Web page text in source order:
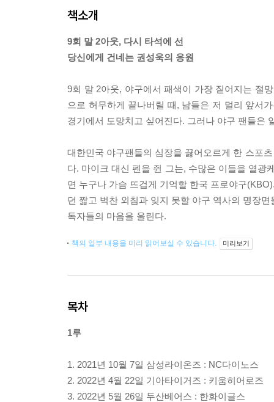
책소개
9회 말 2아웃, 다시 타석에 선
당신에게 건네는 권성욱의 응원
9회 말 2아웃, 야구에서 패색이 가장 짙어지는 절
으로 허무하게 끝나버릴 때, 남들은 저 멀리 앞서
경기에서 도망치고 싶어진다. 그러나 야구 팬들은
대한민국 야구팬들의 심장을 끓어오르게 한 스포
다. 마이크 대신 펜을 쥔 그는, 수많은 이들을 열광
면 누구나 가슴 뜨겁게 기억할 한국 프로야구
던 짧고 벅찬 외침과 잊지 못할 야구 역사의 명장
독자들의 마음을 울린다.
책의 일부 내용을 미리 읽어보실 수 있습니다. 미리보기
목차
1루
1. 2021년 10월 7일 삼성라이온즈 : NC다이노스
2. 2022년 4월 22일 기아타이거즈 : 키움히어로즈
3. 2022년 5월 26일 두산베어스 : 한화이글스